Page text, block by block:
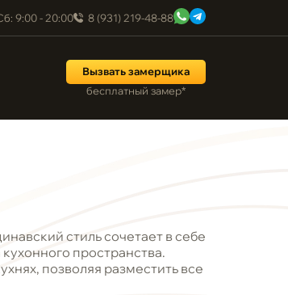
9:00 - 20:00 8 (931) 219-48-88
Вызвать замерщика
бесплатный замер*
стиль сочетает в себе
пространства.
позволяя разместить все